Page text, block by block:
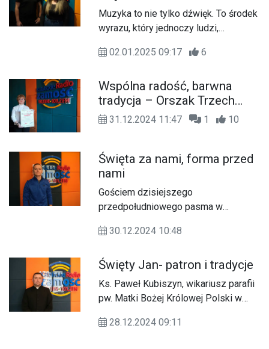
Afryka.
Muzyka to nie tylko dźwięk. To środek
wyrazu, który jednoczy ludzi,
kształtuje i współgra z emocjami oraz
odskocznią od codzienności i
sposobem wyrażania siebie.
02.01.2025 09:17 6
Wspólna radość, barwna
tradycja – Orszak Trzech
Króli w Zamościu
31.12.2024 11:47 1 10
Święta za nami, forma przed
nami
Gościem dzisiejszego
przedpołudniowego pasma w
Pyś - trener personalny, który
swoje zdrowie poprzez aktywność
fizyczną oraz zdrową dietę.
30.12.2024 10:48
Święty Jan- patron i tradycje
Ks. Paweł Kubiszyn, wikariusz parafii
pw. Matki Bożej Królowej Polski w
28.12.2024 09:11